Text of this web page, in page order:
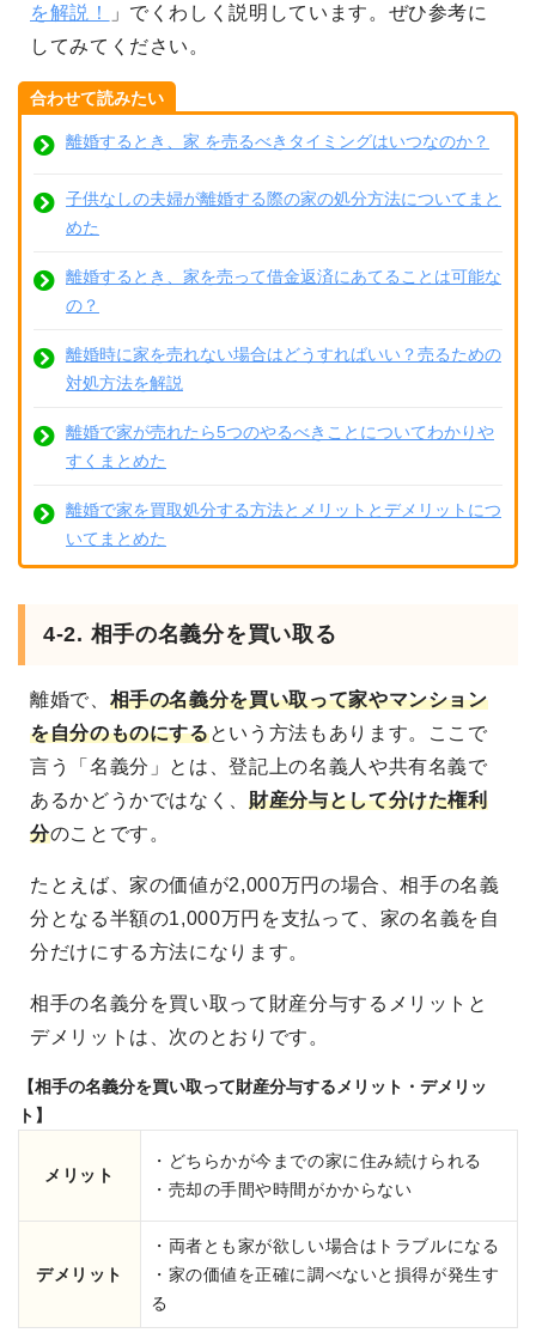
を解説！
」でくわしく説明しています。ぜひ参考に
してみてください。
合わせて読みたい
離婚するとき、家 を売るべきタイミングはいつなのか？
子供なしの夫婦が離婚する際の家の処分方法についてまと
めた
離婚するとき、家を売って借金返済にあてることは可能な
の？
離婚時に家を売れない場合はどうすればいい？売るための
対処方法を解説
離婚で家が売れたら5つのやるべきことについてわかりや
すくまとめた
離婚で家を買取処分する方法とメリットとデメリットにつ
いてまとめた
4-2. 相手の名義分を買い取る
離婚で、 相手の名義分を買い取って家やマンション
を自分のものにするという方法もあります。ここで
言う「名義分」とは、登記上の名義人や共有名義で
あるかどうかではなく、財産分与として分けた権利
分のことです。
たとえば、家の価値が2,000万円の場合、相手の名義
分となる半額の1,000万円を支払って、家の名義を自
分だけにする方法になります。
相手の名義分を買い取って財産分与するメリットと
デメリットは、次のとおりです。
【相手の名義分を買い取って財産分与するメリット・デメリッ
ト】
メリット
・どちらかが今までの家に住み続けられる
・売却の手間や時間がかからない
デメリット
・両者とも家が欲しい場合はトラブルになる
・家の価値を正確に調べないと損得が発生す
る